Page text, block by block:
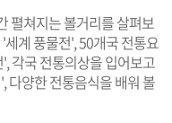
펼쳐지는 볼거리를 살펴보
계 풍물전', 50개국 전통요
각국 전통의상을 입어보고
다양한 전통음식을 배워 볼